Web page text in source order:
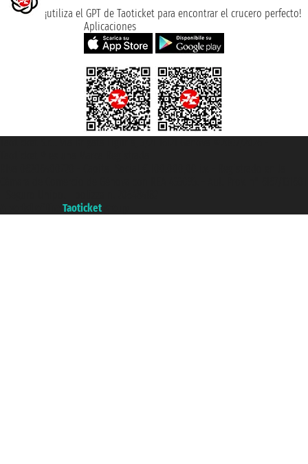
¡utiliza el GPT de Taoticket para encontrar el crucero perfecto!
Aplicaciones
Taoticket